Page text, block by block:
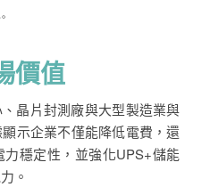
價值
晶片封測廠與大型製造業與
示企業不僅能降低電費，還
穩定性，並強化UPS+儲能
。